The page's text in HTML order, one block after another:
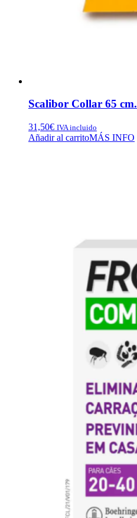
Scalibor Collar 65 cm.
31,50€ IVA incluido
Añadir al carritoMÁS INFO